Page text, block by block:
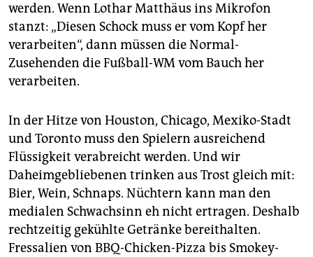
werden. Wenn Lothar Matthäus ins Mikrofon
stanzt: „Diesen Schock muss er vom Kopf her
verarbeiten“, dann müssen die Normal-
Zusehenden die Fußball-WM vom Bauch her
verarbeiten.
In der Hitze von Houston, Chicago, Mexiko-Stadt
und Toronto muss den Spielern ausreichend
Flüssigkeit verabreicht werden. Und wir
Daheimgebliebenen trinken aus Trost gleich mit:
Bier, Wein, Schnaps. Nüchtern kann man den
medialen Schwachsinn eh nicht ertragen. Deshalb
rechtzeitig gekühlte Getränke bereithalten.
Fressalien von BBQ-Chicken-Pizza bis Smokey-